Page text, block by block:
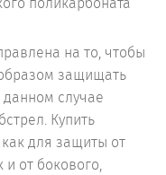
на то, чтобы
защищать
случае
Купить
для защиты от
и от бокового,